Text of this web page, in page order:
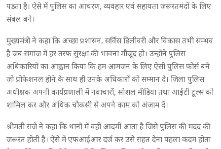
पड़ता है। ऐसे में पुलिस का आचरण, व्यवहार एवं सहायता जरूरतमंदों के लिए
संबल बने।
मुख्यमंत्री ने कहा कि अच्छा प्रशासन, सर्विस डिलीवरी और विकास तभी सम्भव
है जब समाज में हर तरफ सुरक्षा की भावना मौजूद हो। उन्होंने पुलिस
अधिकारियों का आह्वान किया कि हम आमजन के लिए ऐसी पुलिस फोर्स बनें
जो प्रोफेशनल होने के साथ ही उनके अधिकारों को सम्मान दे। जिला पुलिस
अधीक्षक अपनी कार्यप्रणाली में नवाचारों, सोशल मीडिया तथा आईटी टूल्स को
शामिल कर और अधिक चौकसी से अपने काम को अंजाम दें।
श्रीमती राजे ने कहा कि थानों में वही आदमी आता है जिसे पुलिस की मदद की
जरूरत होती है। ऐसे में एफआईआर दर्ज कर उसे राहत देना पहला कदम होता